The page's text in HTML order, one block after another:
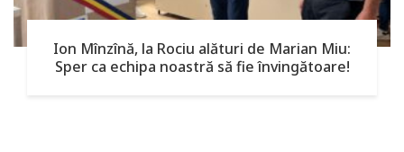
Ion Mînzînă, la Rociu alături de Marian Miu:
Sper ca echipa noastră să fie învingătoare!